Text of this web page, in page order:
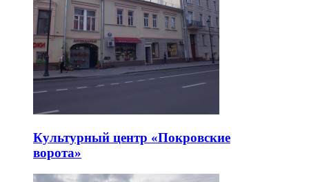
Культурный центр «Покровские
ворота»